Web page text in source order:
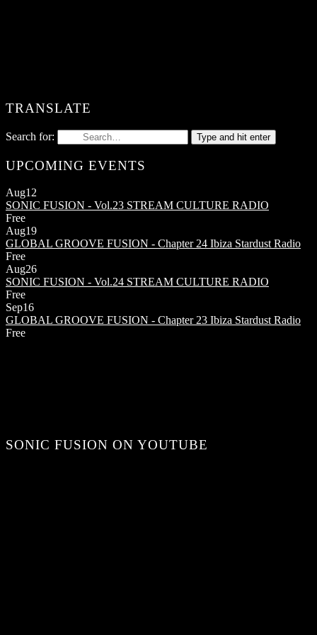
TRANSLATE
Search for: Type and hit enter
UPCOMING EVENTS
Aug12
SONIC FUSION - Vol.23 STREAM CULTURE RADIO
Free
Aug19
GLOBAL GROOVE FUSION - Chapter 24 Ibiza Stardust Radio
Free
Aug26
SONIC FUSION - Vol.24 STREAM CULTURE RADIO
Free
Sep16
GLOBAL GROOVE FUSION - Chapter 23 Ibiza Stardust Radio
Free
SONIC FUSION ON YOUTUBE